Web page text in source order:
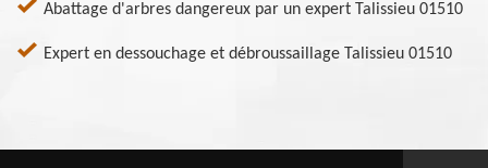
Abattage d'arbres dangereux par un expert Talissieu 01510
Expert en dessouchage et débroussaillage Talissieu 01510